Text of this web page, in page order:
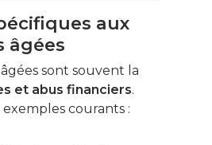
aux
âgées
sont souvent la
et abus financiers.
courants :